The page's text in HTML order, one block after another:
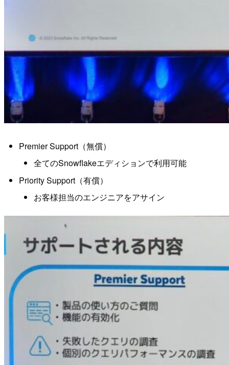
Premier Support（無償）
全てのSnowflakeエディションで利用可能
Priority Support（有償）
お客様担当のエンジニアをアサイン